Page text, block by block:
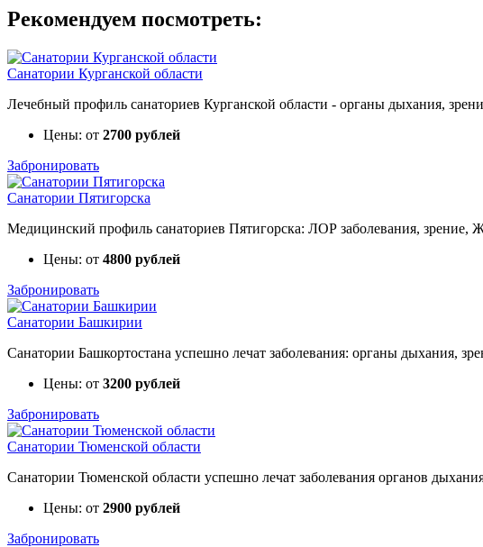
Рекомендуем посмотреть:
Санатории Курганской области
Лечебный профиль санаториев Курганской области - органы дыхания,
Цены: от 2700 рублей
Забронировать
Санатории Пятигорска
Медицинский профиль санаториев Пятигорска: ЛОР заболевания, зрение,
Цены: от 4800 рублей
Забронировать
Санатории Башкирии
Санатории Башкортостана успешно лечат заболевания: органы дыхания,
Цены: от 3200 рублей
Забронировать
Санатории Тюменской области
Санатории Тюменской области успешно лечат заболевания органов
Цены: от 2900 рублей
Забронировать